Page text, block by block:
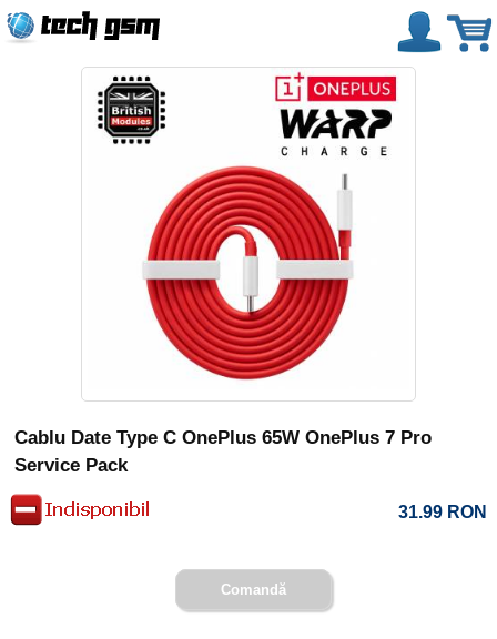
Cablu Date Type C OnePlus 65W OnePlus 7 Pro
Service Pack
31.99 RON
Comandă